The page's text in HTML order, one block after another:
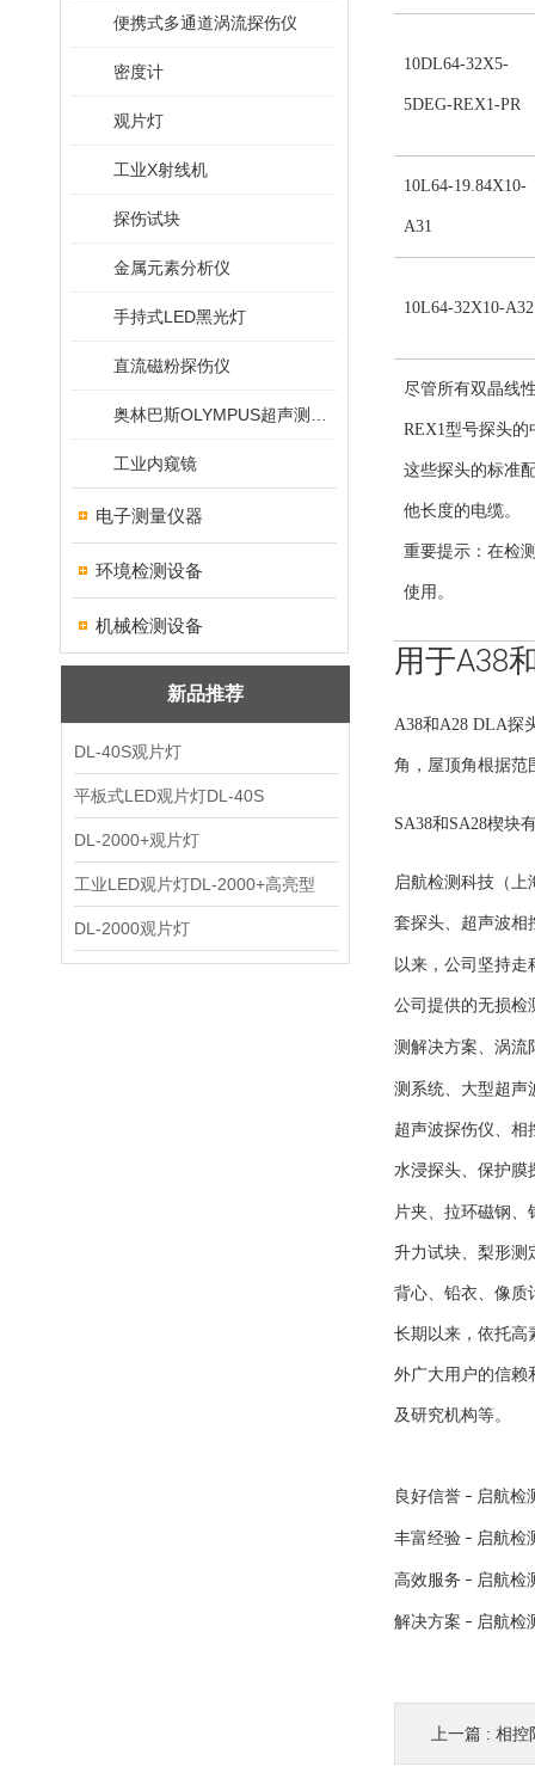
便携式多通道涡流探伤仪
密度计
观片灯
工业X射线机
探伤试块
金属元素分析仪
手持式LED黑光灯
直流磁粉探伤仪
工业内窥镜
电子测量仪器
环境检测设备
机械检测设备
新品推荐
DL-40S观片灯
平板式LED观片灯DL-40S
DL-2000+观片灯
工业LED观片灯DL-2000+高亮型
DL-2000观片灯
10DL64-32X5-
5DEG-REX1-PR
10L64-19.84X10-
A31
10L64-32X10-A32
尽管所有双晶线
REX1型号探头的
这些探头的标准
他长度的电缆。
重要提示：在检
使用。
用于A38
A38和A28 DLA探
角，屋顶角根据范
SA38和SA28楔块
启航检测科技（
套探头、超声波相
以来，公司坚持
公司提供的无损检
测解决方案、涡流
测系统、大型超声
超声波探伤仪、相
水浸探头、保护膜
片夹、拉环磁钢
升力试块、梨形测
背心、铅衣、像质
长期以来，依托高
外广大用户的信赖
及研究机构等。
良好信誉 – 启航检
丰富经验 – 启航检
高效服务 – 启航检
解决方案 – 启航检
上一篇 : 相控